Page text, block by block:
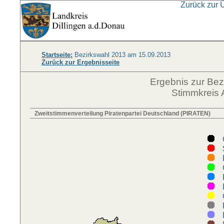
Zurück zur
Startseite: Bezirkswahl 2013 am 15.09.2013
Zurück zur Ergebnisseite
Ergebnis zur
Stimmkreis
Zweitstimmenverteilung Piratenpartei Deutschland (PIRATEN)